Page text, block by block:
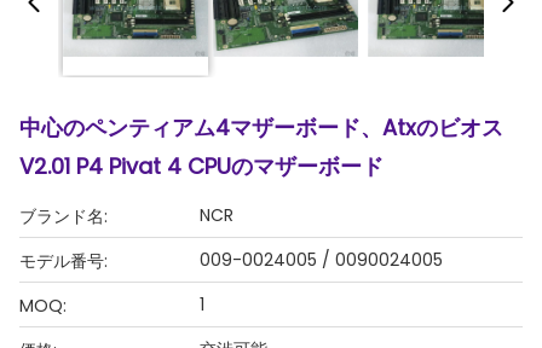
中心のペンティアム4マザーボード、Atxのビオス
V2.01 P4 Pivat 4 CPUのマザーボード
ブランド名:
NCR
モデル番号:
009-0024005 / 0090024005
MOQ:
1